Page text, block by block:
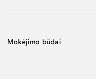
Mokėjimo būdai